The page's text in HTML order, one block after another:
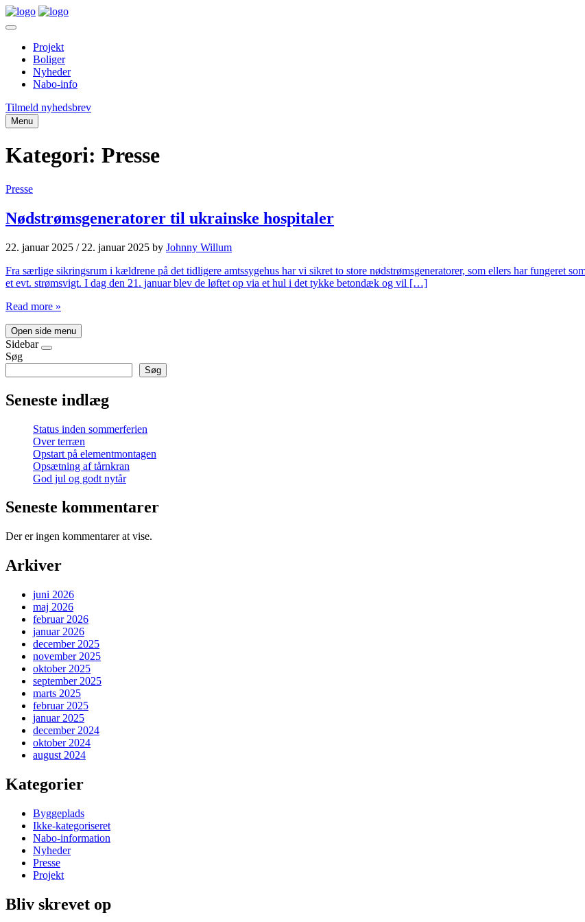
Projekt
Boliger
Nyheder
Nabo-info
Tilmeld nyhedsbrev
Menu
Kategori: Presse
Presse
Nødstrømsgeneratorer til ukrainske hospitaler
22. januar 2025 / 22. januar 2025 by Johnny Willum
Fra særlige sikringsrum i kældrene på det tidligere amtssygehus har vi sikret to store nødstrømsgeneratorer, som ellers har fungeret
et evt. strømsvigt. I dag den 21. januar blev de løftet op via et hul i det tykke betondæk og vil […]
Read more »
Open side menu
Sidebar
Søg
Søg
Seneste indlæg
Status inden sommerferien
Over terræn
Opstart på elementmontagen
Opsætning af tårnkran
God jul og godt nytår
Seneste kommentarer
Der er ingen kommentarer at vise.
Arkiver
juni 2026
maj 2026
februar 2026
januar 2026
december 2025
november 2025
oktober 2025
september 2025
marts 2025
februar 2025
januar 2025
december 2024
oktober 2024
august 2024
Kategorier
Byggeplads
Ikke-kategoriseret
Nabo-information
Nyheder
Presse
Projekt
Bliv skrevet op